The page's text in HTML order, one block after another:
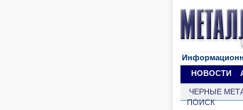
НОВОСТИ
ЧЕРНЫЕ
ПОИСК